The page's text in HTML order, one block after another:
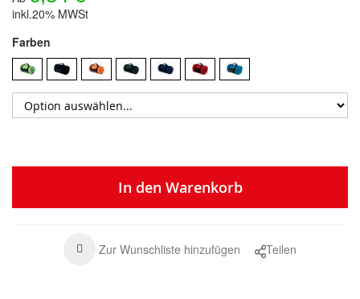
inkl.20% MWSt
Farben
In den Warenkorb
Zur Wunschliste hinzufügen Teilen